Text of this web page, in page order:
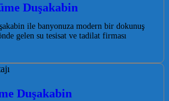
Duşakabin
ile banyonuza modern bir dokunuş
gelen su tesisat ve tadilat firması
Duşakabin